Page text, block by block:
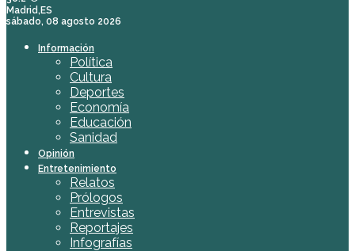
Madrid,ES
sábado, 08 agosto 2026
Información
Política
Cultura
Deportes
Economía
Educación
Sanidad
Opinión
Entretenimiento
Relatos
Prólogos
Entrevistas
Reportajes
Infografías